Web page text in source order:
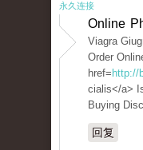
永久连接
Online
Viagra
Order
href= http://
cialis</a>
Buying
回复